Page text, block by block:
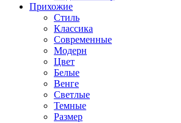
Прихожие
Стиль
Классика
Современные
Модерн
Цвет
Белые
Венге
Светлые
Темные
Размер